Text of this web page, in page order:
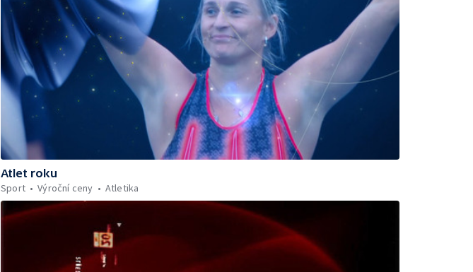
Atlet roku
Sport
Výroční ceny Atletika